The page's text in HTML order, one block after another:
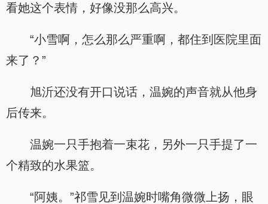
看她这个表情，好像没那么高兴。
“小雪啊，怎么那么严重啊，都住到医院里面
来了？”
旭沂还没有开口说话，温婉的声音就从他身
后传来。
温婉一只手抱着一束花，另外一只手提了一
个精致的水果篮。
“阿姨。”祁雪见到温婉时嘴角微微上扬，眼